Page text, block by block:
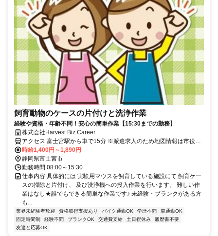
飼育動物のケースの片付けと洗浄作業
経験や資格・年齢不問！安心の簡単作業【15:30までの勤務】
株式会社Harvest Biz Career
アクセス 富士宮駅から車で15分 ※派遣求人のため地図情報は市役所
などの位置になっております。ご了承ください。
時給1,400円～1,890円
静岡県富士宮市
勤務時間 08:00～15:30
仕事内容 具体的には 実験用マウスを飼育している施設にて 飼育ケー
スの掃除と片付け、 及び洗浄機への投入作業を行います。 難しい作
業はなし★誰でもできる簡単な作業です♪ 未経験・ブランクがある方
も...
業界未経験者歓迎 資格取得支援あり バイク通勤OK 学歴不問
車通勤OK
固定時間制
経験不問 ブランクOK 交通費支給 土日祝休み
履歴書不要
友達と応募OK